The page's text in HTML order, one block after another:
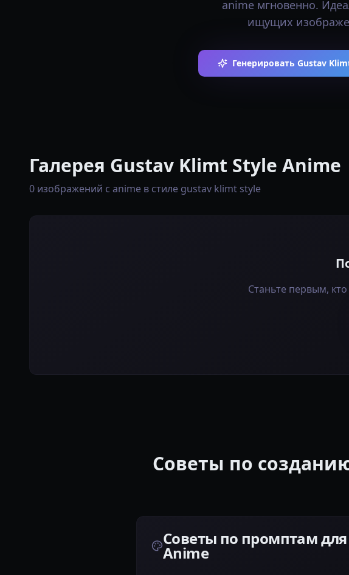
anime мгновенно.
ищущих
Генерировать Gustav
Галерея Gustav Klimt Style Anime
0 изображений с anime в стиле gustav klimt style
Станьте первым,
Советы по
Советы по промптам для
Anime